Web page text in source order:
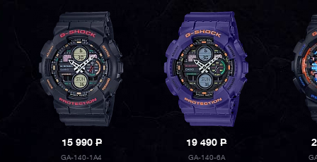
15 990P
GA-140-1A4
19 490P
GA-140-6A